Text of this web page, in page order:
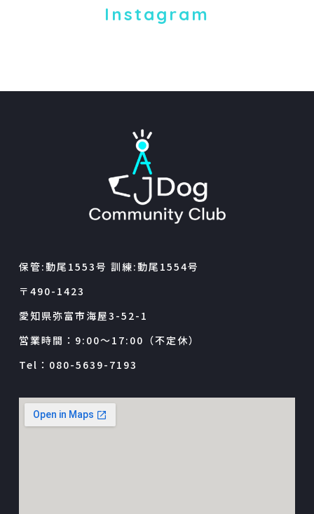
Instagram
保管:動尾1553号 訓練:動尾1554号
〒490-1423
愛知県弥富市海屋3-52-1
営業時間：9:00～17:00（不定休）
Tel：080-5639-7193